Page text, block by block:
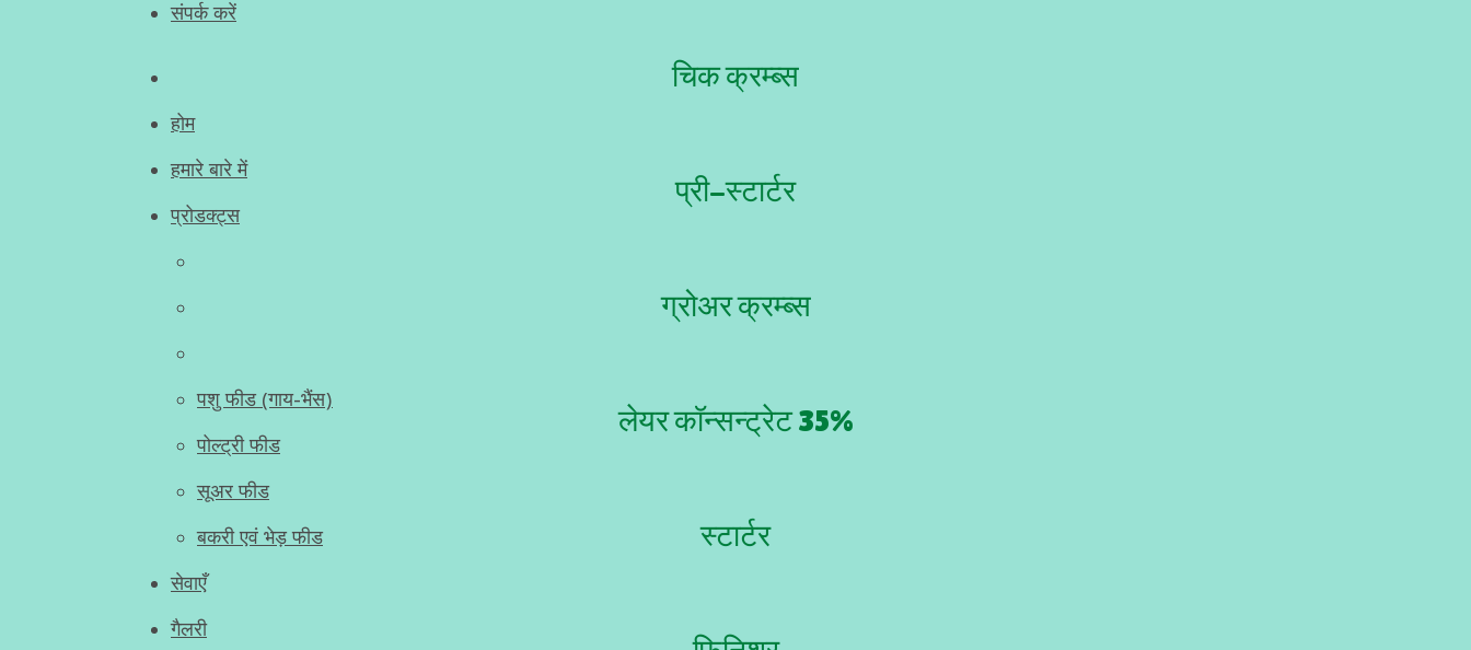
संपर्क करें
होम
हमारे बारे में
प्रोडक्ट्स
पशु फीड (गाय-भैंस)
पोल्ट्री फीड
सूअर फीड
बकरी एवं भेड़ फीड
सेवाएँ
गैलरी
चिक क्रम्ब्स
प्री-स्टार्टर
ग्रोअर क्रम्ब्स
लेयर कॉन्सन्ट्रेट 35%
स्टार्टर